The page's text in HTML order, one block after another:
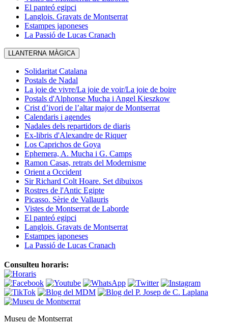
El panteó egipci
Langlois. Gravats de Montserrat
Estampes japoneses
La Passió de Lucas Cranach
LLANTERNA MÀGICA
Solidaritat Catalana
Postals de Nadal
La joie de vivre/La joie de voir/La joie de boire
Postals d'Alphonse Mucha i Angel Kieszkow
Crist d’ivori de l’altar major de Montserrat
Calendaris i agendes
Nadales dels repartidors de diaris
Ex-libris d'Alexandre de Riquer
Los Caprichos de Goya
Ephemera, A. Mucha i G. Camps
Ramon Casas, retrats del Modernisme
Orient a Occident
Sir Richard Colt Hoare. Set dibuixos
Rostres de l'Antic Egipte
Picasso. Sèrie de Vallauris
Vistes de Montserrat de Laborde
El panteó egipci
Langlois. Gravats de Montserrat
Estampes japoneses
La Passió de Lucas Cranach
Consulteu horaris:
Museu de Montserrat